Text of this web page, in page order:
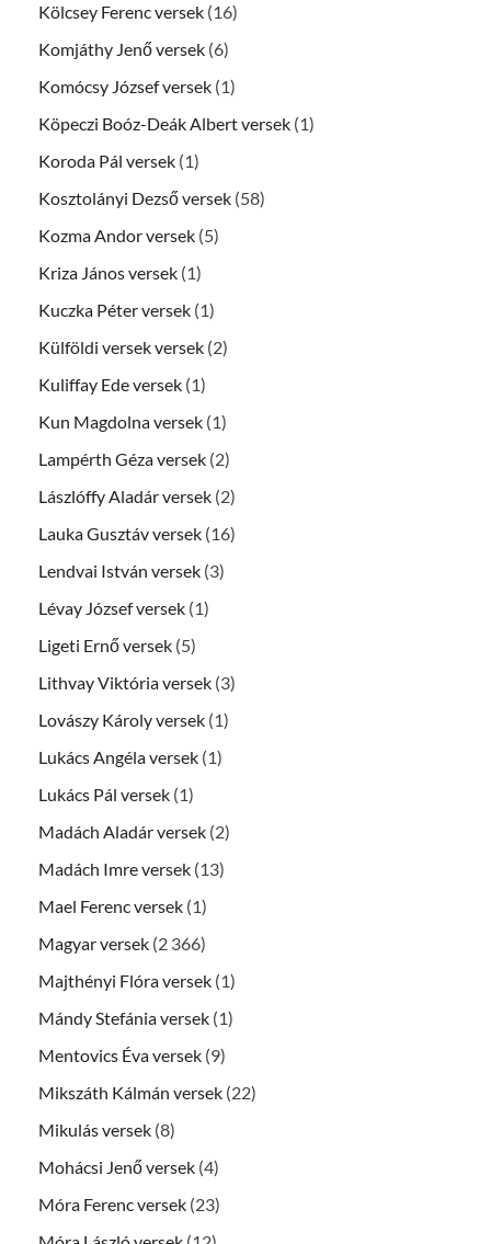
Kölcsey Ferenc versek (16)
Komjáthy Jenő versek (6)
Komócsy József versek (1)
Köpeczi Boóz-Deák Albert versek (1)
Koroda Pál versek (1)
Kosztolányi Dezső versek (58)
Kozma Andor versek (5)
Kriza János versek (1)
Kuczka Péter versek (1)
Külföldi versek versek (2)
Kuliffay Ede versek (1)
Kun Magdolna versek (1)
Lampérth Géza versek (2)
Lászlóffy Aladár versek (2)
Lauka Gusztáv versek (16)
Lendvai István versek (3)
Lévay József versek (1)
Ligeti Ernő versek (5)
Lithvay Viktória versek (3)
Lovászy Károly versek (1)
Lukács Angéla versek (1)
Lukács Pál versek (1)
Madách Aladár versek (2)
Madách Imre versek (13)
Mael Ferenc versek (1)
Magyar versek (2 366)
Majthényi Flóra versek (1)
Mándy Stefánia versek (1)
Mentovics Éva versek (9)
Mikszáth Kálmán versek (22)
Mikulás versek (8)
Mohácsi Jenő versek (4)
Móra Ferenc versek (23)